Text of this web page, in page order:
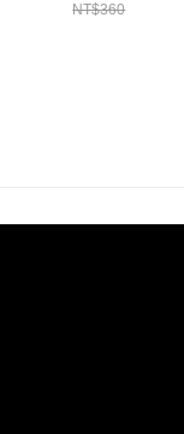
NT$360